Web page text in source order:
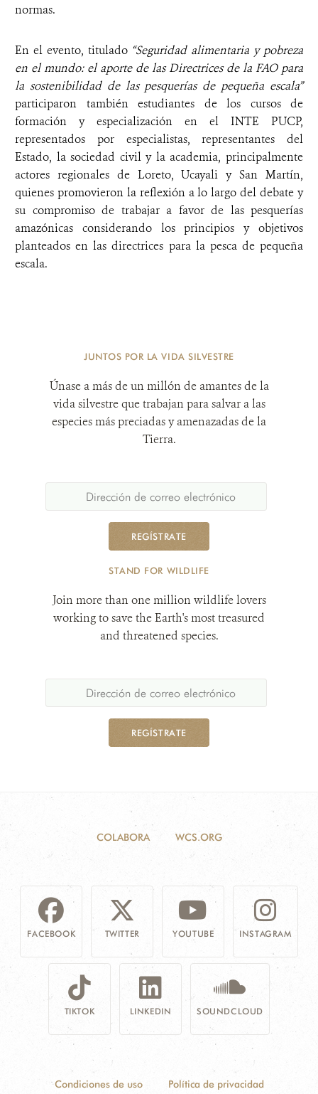
normas.
En el evento, titulado “Seguridad alimentaria y pobreza
en el mundo: el aporte de las Directrices de la FAO para
la sostenibilidad de las pesquerías de pequeña escala”
participaron también estudiantes de los cursos de
formación y especialización en el INTE PUCP,
representados por especialistas, representantes del
Estado, la sociedad civil y la academia, principalmente
actores regionales de Loreto, Ucayali y San Martín,
quienes promovieron la reflexión a lo largo del debate y
su compromiso de trabajar a favor de las pesquerías
amazónicas considerando los principios y objetivos
planteados en las directrices para la pesca de pequeña
escala.
JUNTOS POR LA VIDA SILVESTRE
Únase a más de un millón de amantes de la
vida silvestre que trabajan para salvar a las
especies más preciadas y amenazadas de la
Tierra.
REGÍSTRATE
STAND FOR WILDLIFE
Join more than one million wildlife lovers
working to save the Earth's most treasured
and threatened species.
REGÍSTRATE
COLABORA WCS.ORG
FACEBOOK TWITTER YOUTUBE INSTAGRAM
TIKTOK LINKEDIN SOUNDCLOUD
Condiciones de uso Política de privacidad